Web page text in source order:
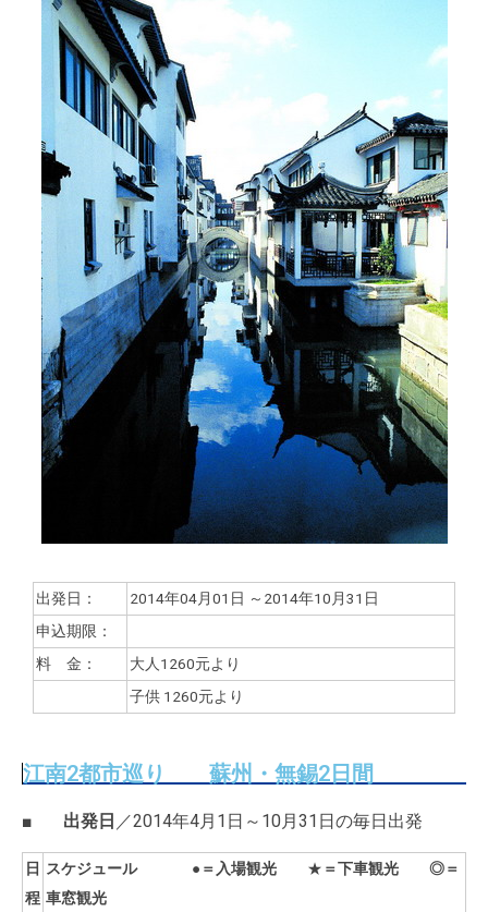
出発日：
2014年04月01日 ～2014年10月31日
申込期限：
料 金：
大人1260元より
子供 1260元より
江南2都市巡り 蘇州・無錫2日間
■ 出発日 ／2014年4月1日～10月31日の毎日出発
日
程
スケジュール ● ＝入場観光 ★ ＝下車観光 ◎＝
車窓観光